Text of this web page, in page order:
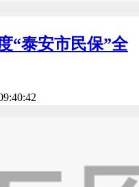
“泰安市民保”全